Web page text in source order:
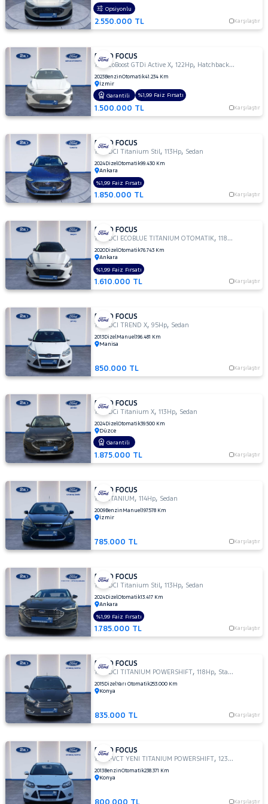
1.5 TDCI
TITANIUM
TITANIUM
POWERSHIFT
1.5 TDCI
Titanium
Stil
1.5
TREND
1.5 TDCi
Titanium
1.5 TDCi
Titanium
PWS
MCA 120
CC
1.5 TDCi
Titanium
X
1.5 TI-VCT
TITANIUM
OTOMATIK
1.5 TI-
VCT
TREND
X
1.5
1.6
AMBIENTE
1.6
Duratec
Ti-VCT
GHIA
1.6
TDCI
GHIA
1.6 TDCI
TDCI
TREND
1.6
TDCI
TREND
TITANIUM
1.6 TI-
VCT
TREND
X
1.6 TI-VCT
TITANIUM
POWERSHIFT
1.6 TREND
X
2.550.000 TL Karşılaştır
Opsiyonlu
FORD FOCUS
1.0 EcoBoost GTDi Active X,122Hp, Hatchback 5 Kapı
2023BenzinOtomatik41.234 Km
İzmir
1.500.000 TL Karşılaştır
Garantili %1,99 Faiz Fırsatı
FORD FOCUS
1.5 TDCI Titanium Stil,113Hp, Sedan
2024DizelOtomatik99.430 Km
Ankara
1.850.000 TL Karşılaştır
%1,99 Faiz Fırsatı
FORD FOCUS
1.5 TDCI ECOBLUE TITANIUM OTOMATIK,118Hp
2020DizelOtomatik76.743 Km
Ankara
1.610.000 TL Karşılaştır
%1,99 Faiz Fırsatı
FORD FOCUS
1.6 TDCI TREND X,95Hp, Sedan
2013DizelManuel196.481 Km
Manisa
850.000 TL Karşılaştır
FORD FOCUS
1.5 TDCi Titanium X,113Hp, Sedan
2024DizelOtomatik39.500 Km
Düzce
1.875.000 TL Karşılaştır
Garantili
FORD FOCUS
1.6 TITANIUM ,114Hp, Sedan
2009Benzin Manuel197.578 Km
İzmir
785.000 TL Karşılaştır
FORD FOCUS
1.5 TDCI Titanium Stil,113Hp, Sedan
2024DizelOtomatik13.417 Km
Ankara
1.785.000 TL Karşılaştır
%1,99 Faiz Fırsatı
FORD FOCUS
1.5 TDCI TITANIUM POWERSHIFT,118Hp, StationWagon
2015DizelYarı Otomatik253.000 Km
Konya
835.000 TL Karşılaştır
FORD FOCUS
1.6 TI-VCT YENI TITANIUM POWERSHIFT,123Hp
2013BenzinOtomatik238.371 Km
Konya
Karşılaştır